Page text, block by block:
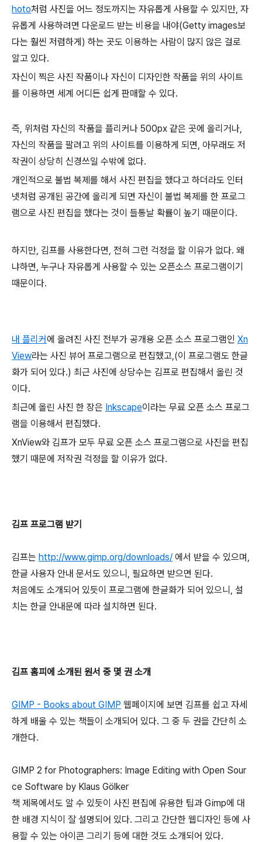
hoto처럼 사진을 어느 정도까지는 자유롭게 사용할 수 있지만, 자
유롭게 사용하려면 다운로드 받는 비용을 내야(Getty images보
다는 훨씬 저렴하게) 하는 곳도 이용하는 사람이 많지 않은 걸로
알고 있다.
자신이 찍은 사진 작품이나 자신이 디자인한 작품을 위의 사이트
를 이용하면 세계 어디든 쉽게 판매할 수 있다.
즉, 위처럼 자신의 작품을 플리커나 500px 같은 곳에 올리거나,
자신의 작품을 팔려고 위의 사이트를 이용하게 되면, 아무래도 저
작권이 상당히 신경쓰일 수밖에 없다.
개인적으로 불법 복제를 해서 사진 편집을 했다고 하더라도 인터
넷처럼 공개된 공간에 올리게 되면 자신이 불법 복제를 한 프로그
램으로 사진 편집을 했다는 것이 들통날 확률이 높기 때문이다.
하지만, 김프를 사용한다면, 전혀 그런 걱정을 할 이유가 없다. 왜
냐하면, 누구나 자유롭게 사용할 수 있는 오픈소스 프로그램이기
때문이다.
내 플리커에 올려진 사진 전부가 공개용 오픈 소스 프로그램인 Xn
View라는 사진 뷰어 프로그램으로 편집했고,(이 프로그램도 한글
화가 되어 있다.) 최근 사진에 상당수는 김프로 편집해서 올린 것
이다.
최근에 올린 사진 한 장은 Inkscape이라는 무료 오픈 소스 프로그
램을 이용해서 편집했다.
XnView와 김프가 모두 무료 오픈 소스 프로그램으로 사진을 편집
했기 때문에 저작권 걱정을 할 이유가 없다.
김프 프로그램 받기
김프는 http://www.gimp.org/downloads/ 에서 받을 수 있으며,
한글 사용자 안내 문서도 있으니, 필요하면 받으면 된다.
처음에도 소개되어 있듯이 프로그램에 한글화가 되어 있으니, 설
치는 한글 안내문에 따라 설치하면 된다.
김프 홈피에 소개된 원서 중 몇 권 소개
GIMP - Books about GIMP 웹페이지에 보면 김프를 쉽고 자세
하게 배울 수 있는 책들이 소개되어 있다. 그 중 두 권을 간단히 소
개한다.
GIMP 2 for Photographers: Image Editing with Open Sour
ce Software by Klaus Gölker
책 제목에서도 알 수 있듯이 사진 편집에 유용한 팁과 Gimp에 대
한 배경 지식이 잘 설명되어 있다. 그리고 간단한 웹디자인 등에 사
용할 수 있는 아이콘 그리기 등에 대한 것도 소개되어 있다.